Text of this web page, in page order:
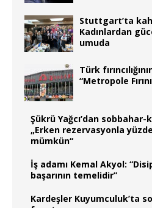
Stuttgart’ta
Kadınlardan
umuda
Türk
“Metropole
Şükrü Yağcı’dan sobbahar-
„Erken rezervasyonla
mümkün“
İş adamı Kemal Akyol:
başarının temelidir”
Kardeşler Kuyumculuk’ta